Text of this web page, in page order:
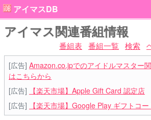
アイマスDB
アイマス関連番組情報
番組表 番組一覧 検索
[広告] Amazon.co.jpでのアイドルマスター
はこちらから
[広告]
【楽天市場】Apple Gift Card 認定店
[広告]
【楽天市場】Google Play ギフトコ